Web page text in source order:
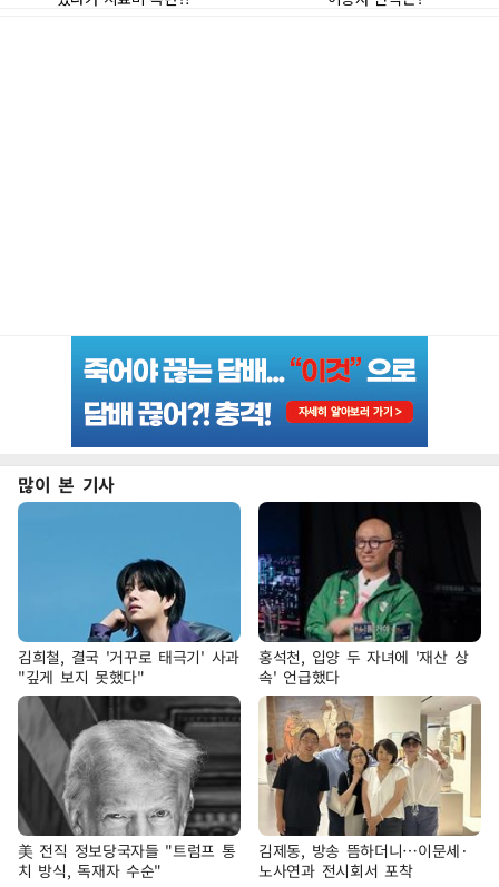
많이 본 기사
김희철, 결국 '거꾸로 태극기' 사과
"깊게 보지 못했다"
홍석천, 입양 두 자녀에 '재산 상
속' 언급했다
美 전직 정보당국자들 "트럼프 통
치 방식, 독재자 수순"
김제동, 방송 뜸하더니…이문세·
노사연과 전시회서 포착